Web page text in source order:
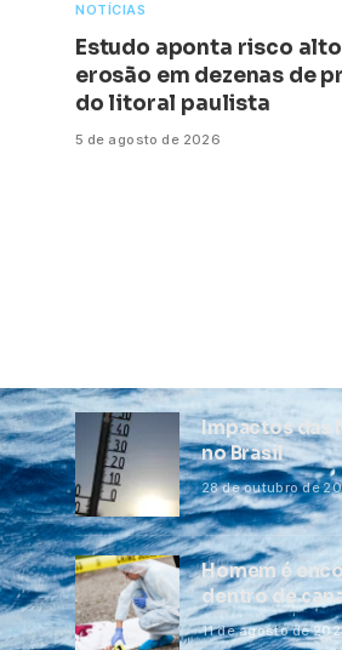
NOTÍCIAS
Estudo aponta risco
erosão em dezenas de
do litoral paulista
5 de agosto de 2026
Impactos das
no Brasil
28 de outubro de
Homem é
dentro de
11 de agosto de